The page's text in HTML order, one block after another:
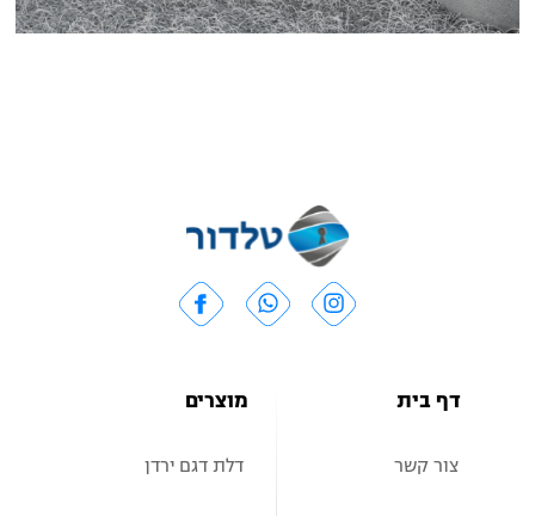
דף בית
צור קשר
מוצרים
דלת דגם ירדן